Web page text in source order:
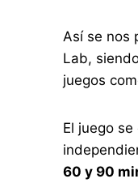
Así se nos
Lab,
juegos
El juego
60 y 90